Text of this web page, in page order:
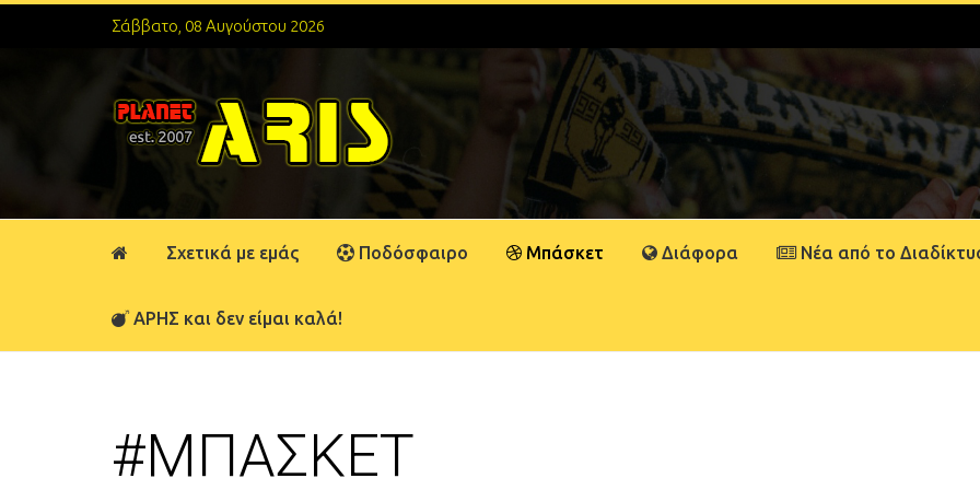
Σάββατο, 08 Αυγούστου 2026
Σχετικά με εμάς Ποδόσφαιρο Μπάσκετ Διάφορα Νέα από το
ΑΡΗΣ και δεν είμαι καλά!
#ΜΠΑΣΚΕΤ